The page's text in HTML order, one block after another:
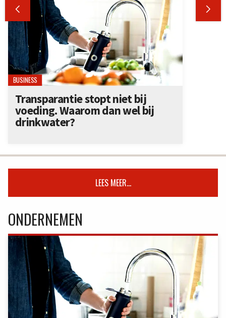
 
BUSINESS
Transparantie stopt niet bij
voeding. Waarom dan wel bij
drinkwater?
LEES MEER...
ONDERNEMEN